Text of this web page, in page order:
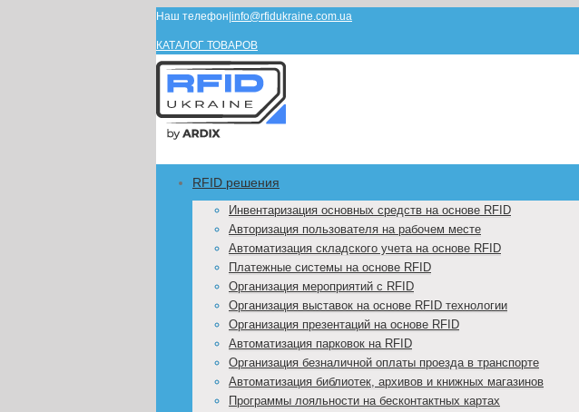
Наш телефон info@rfidukraine.com.ua
КАТАЛОГ ТОВАРОВ
RFID решения
Инвентаризация основных средств на основе RFID
Авторизация пользователя на рабочем месте
Автоматизация складского учета на основе RFID
Платежные системы на основе RFID
Организация мероприятий с RFID
Организация выставок на основе RFID технологии
Организация презентаций на основе RFID
Автоматизация парковок на RFID
Организация безналичной оплаты проезда в транспорте
Автоматизация библиотек, архивов и книжных магазинов
Программы лояльности на бесконтактных картах